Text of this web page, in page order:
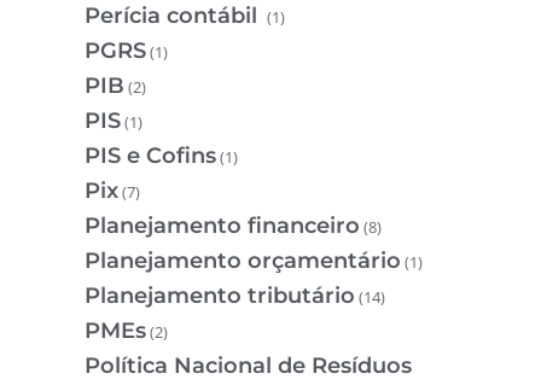
Perícia contábil (1)
PGRS(1)
PIB (2)
PIS(1)
PIS e Cofins(1)
Pix(7)
Planejamento financeiro (8)
Planejamento orçamentário (1)
Planejamento tributário (14)
PMEs(2)
Política Nacional de Resíduos